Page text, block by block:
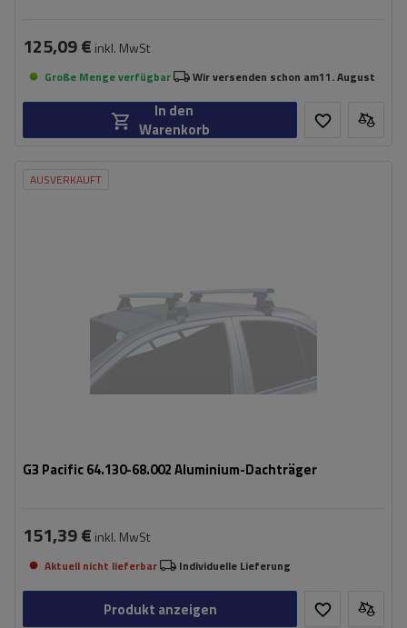
125,09 € inkl. MwSt
Große Menge verfügbar Wir versenden schon am11. August
In den
Warenkorb
AUSVERKAUFT
G3 Pacific 64.130-68.002 Aluminium-Dachträger
151,39 € inkl. MwSt
Aktuell nicht lieferbar Individuelle Lieferung
Produkt anzeigen